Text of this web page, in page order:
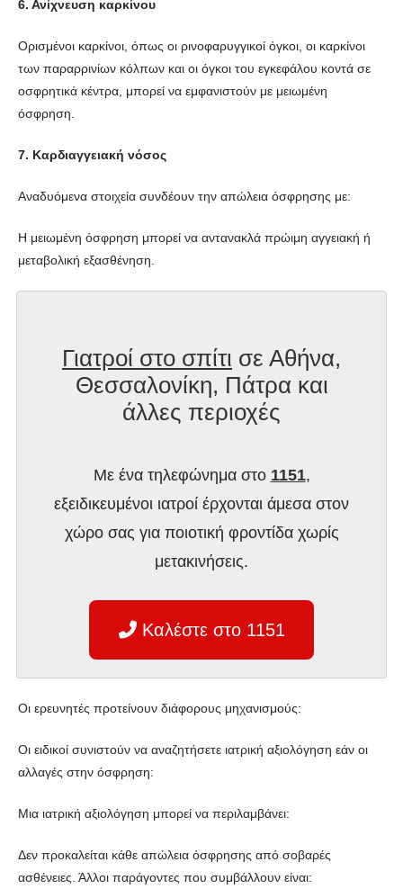
6. Ανίχνευση καρκίνου
Ορισμένοι καρκίνοι, όπως οι ρινοφαρυγγικοί όγκοι, οι καρκίνοι
των παραρρινίων κόλπων και οι όγκοι του εγκεφάλου κοντά σε
οσφρητικά κέντρα, μπορεί να εμφανιστούν με μειωμένη
όσφρηση.
7. Καρδιαγγειακή νόσος
Αναδυόμενα στοιχεία συνδέουν την απώλεια όσφρησης με:
Η μειωμένη όσφρηση μπορεί να αντανακλά πρώιμη αγγειακή ή
μεταβολική εξασθένηση.
Γιατροί στο σπίτι σε Αθήνα,
Θεσσαλονίκη, Πάτρα και
άλλες περιοχές
Με ένα τηλεφώνημα στο 1151,
εξειδικευμένοι ιατροί έρχονται άμεσα στον
χώρο σας για ποιοτική φροντίδα χωρίς
μετακινήσεις.
Καλέστε στο 1151
Οι ερευνητές προτείνουν διάφορους μηχανισμούς:
Οι ειδικοί συνιστούν να αναζητήσετε ιατρική αξιολόγηση εάν οι
αλλαγές στην όσφρηση:
Μια ιατρική αξιολόγηση μπορεί να περιλαμβάνει:
Δεν προκαλείται κάθε απώλεια όσφρησης από σοβαρές
ασθένειες. Άλλοι παράγοντες που συμβάλλουν είναι: